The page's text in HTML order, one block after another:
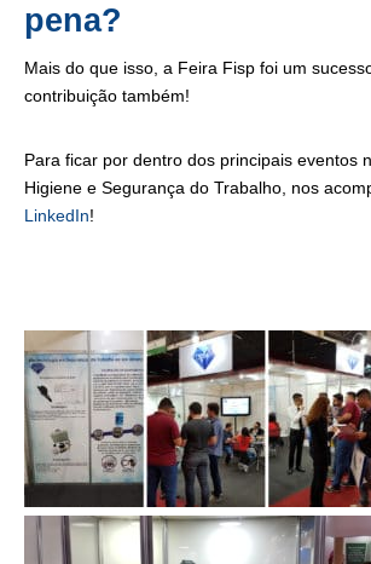
pena?
Mais do que isso, a Feira Fisp foi um
contribuição também!
Para ficar por dentro dos principais eventos
Higiene e Segurança do Trabalho, nos
LinkedIn!